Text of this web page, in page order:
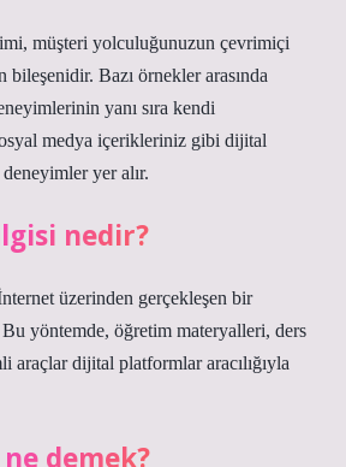
müşteri yolculuğunuzun çevrimiçi
Bazı örnekler arasında
yanı sıra kendi
medya içerikleriniz gibi dijital
yer alır.
nedir?
üzerinden gerçekleşen bir
yöntemde, öğretim materyalleri, ders
araçlar dijital platformlar aracılığıyla
demek?